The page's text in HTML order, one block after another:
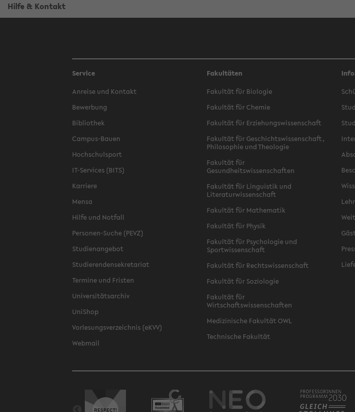
Hilfe & Kontakt
Service
Anreise und Kontakt
Bewerbung
Bibliothek
Campus-Bauen
Hochschulsport
IT-Services (BITS)
Karriere
Mensa
Hilfe und Notfall
Personen-Suche (PEVZ)
Studienangebot
Studierendensekretariat
Termine und Fristen
Universitätsarchiv
UniShop
Vorlesungsverzeichnis (eKVV)
Webmail
Fakultäten
Fakultät für Biologie
Fakultät für Chemie
Fakultät für Erziehungswissenschaft
Fakultät für Geschichtswissenschaft,
Philosophie und Theologie
Fakultät für
Gesundheitswissenschaften
Fakultät für Linguistik und
Literaturwissenschaft
Fakultät für Mathematik
Fakultät für Physik
Fakultät für Psychologie und
Sportwissenschaft
Fakultät für Rechtswissenschaft
Fakultät für Soziologie
Fakultät für
Wirtschaftswissenschaften
Medizinische Fakultät OWL
Technische Fakultät